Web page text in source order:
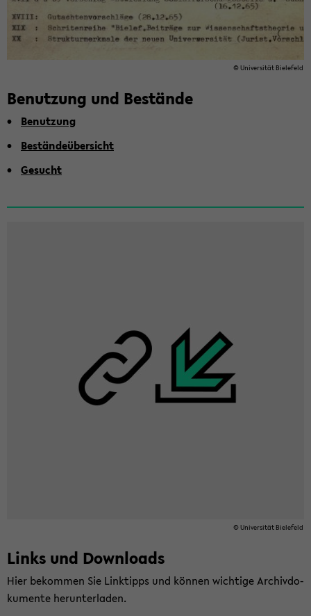
© Uni­ver­si­tät Bie­le­feld
Be­nut­zung und Be­stän­de
Be­nut­zung
Be­stän­de­über­sicht
Ge­sucht
© Uni­ver­si­tät Bie­le­feld
Links und Down­loads
Hier be­kom­men Sie Link­tipps und kön­nen wich­ti­ge Ar­chiv­do­
ku­men­te her­un­ter­la­den.